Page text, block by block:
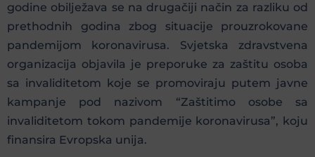
godine obilježava se na drugačiji način za razliku od
prethodnih godina zbog situacije prouzrokovane
pandemijom koronavirusa. Svjetska zdravstvena
organizacija objavila je preporuke za zaštitu osoba
sa invaliditetom koje se promoviraju putem javne
kampanje pod nazivom “Zaštitimo osobe sa
invaliditetom tokom pandemije koronavirusa”, koju
finansira Evropska unija.